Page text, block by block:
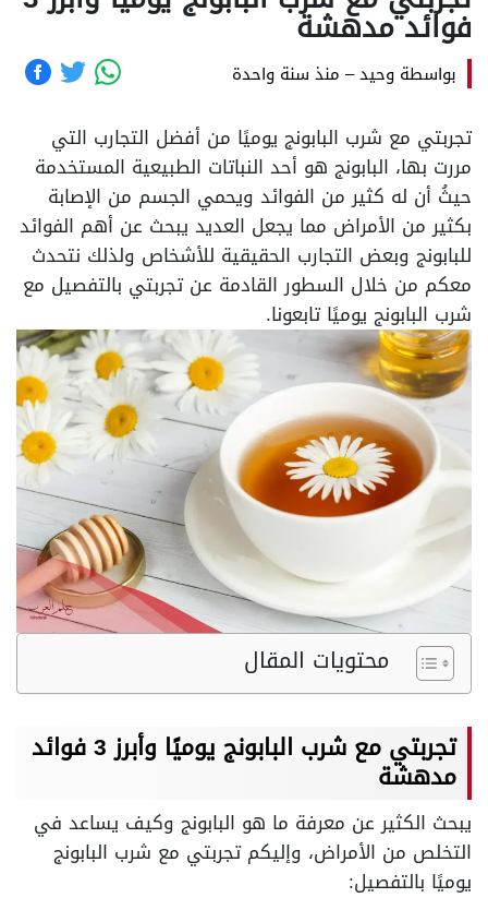
فوائد مدهشة
بواسطة وحيد– منذ سنة واحدة
تجربتي مع شرب البابونج يوميًا من أفضل التجارب التي
مررت بها، البابونج هو أحد النباتات الطبيعية المستخدمة
حيثُ أن له كثير من الفوائد ويحمي الجسم من الإصابة
بكثير من الأمراض مما يجعل العديد يبحث عن أهم الفوائد
للبابونج وبعض التجارب الحقيقية للأشخاص ولذلك نتحدث
معكم من خلال السطور القادمة عن تجربتي بالتفصيل مع
شرب البابونج يوميًا تابعونا.
محتويات المقال
تجربتي مع شرب البابونج يوميًا وأبرز 3 فوائد
مدهشة
يبحث الكثير عن معرفة ما هو البابونج وكيف يساعد في
التخلص من الأمراض، وإليكم تجربتي مع شرب البابونج
يوميًا بالتفصيل: